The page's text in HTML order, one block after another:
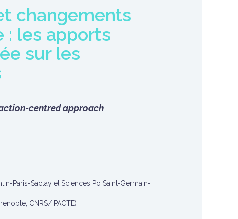
changements
: les apports
sur les
centred approach
Paris-Saclay et Sciences Po Saint-Germain-
CNRS/ PACTE)